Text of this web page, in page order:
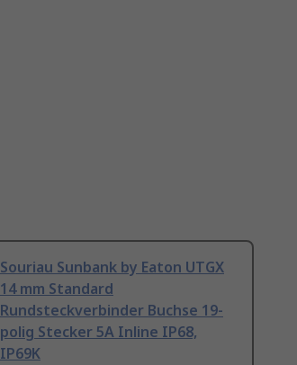
Souriau Sunbank by Eaton UTGX
14 mm Standard
Rundsteckverbinder Buchse 19-
polig Stecker 5A Inline IP68,
IP69K